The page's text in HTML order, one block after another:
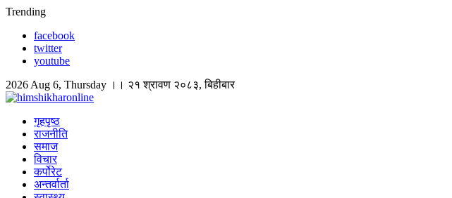
Skip
content
Trending
facebook
twitter
youtube
2026 Aug 6, Thursday ।। २१ श्रावण २०८३, बिहीबार
Himshikhar Online
गृहपृष्ठ
राजनीति
समाज
विचार
कर्पोरेट
अन्तर्वार्ता